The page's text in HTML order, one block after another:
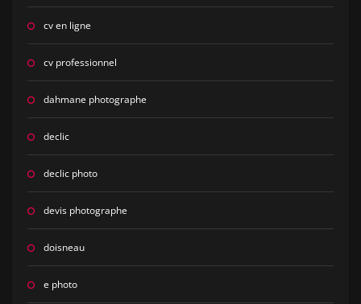
cv en ligne
cv professionnel
dahmane photographe
declic
declic photo
devis photographe
doisneau
e photo